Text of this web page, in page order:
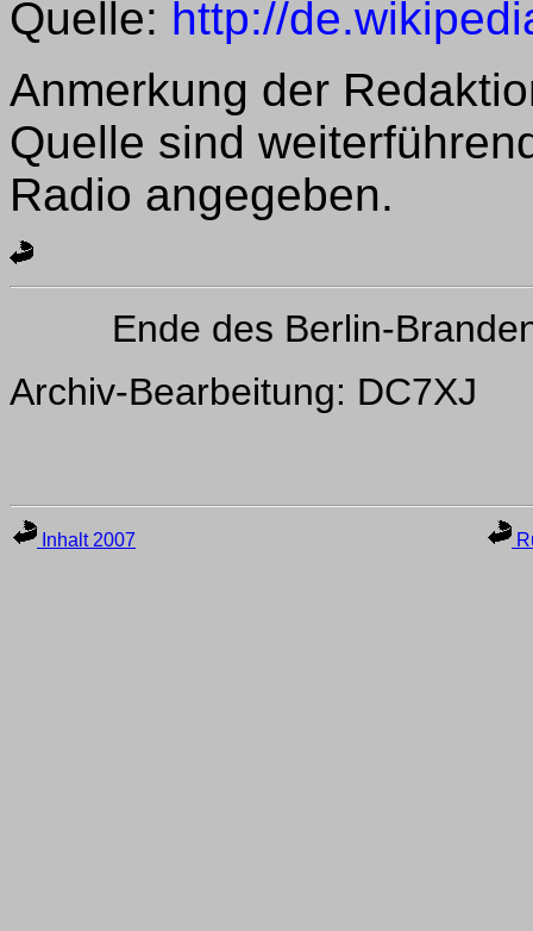
Quelle: http://
Anmerkung der
Quelle sind
Radio angegeben.
Ende des Berlin-
Archiv-Bearbeitung: DC7XJ
Inhalt 2007